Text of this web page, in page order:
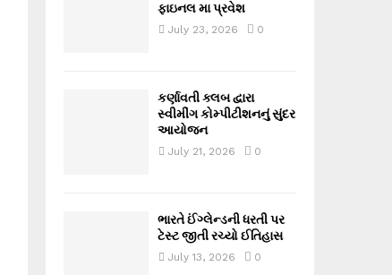
ફાઇનલ મા પ્રવેશ
July 23, 2026 0
કર્ણાવતી ક્લબ દ્વારા
સ્વીમીંગ કોમ્પીટીશનનું સુંદર
આયોજન
July 21, 2026 0
ભારતે ઈંગ્લેન્ડની ધરતી પર
ટેસ્ટ જીતી રચ્યો ઈતિહાસ
July 13, 2026 0